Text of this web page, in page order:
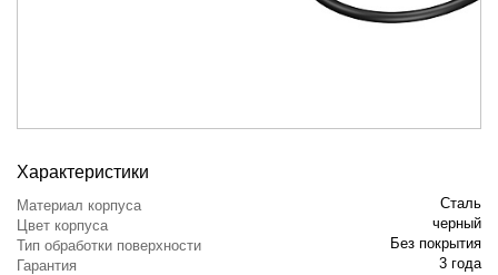
Характеристики
Материал корпуса
Сталь
Цвет корпуса
черный
Тип обработки поверхности
Без покрытия
Гарантия
3 года